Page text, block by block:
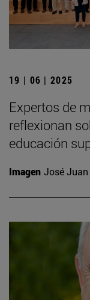
19 | 06 | 2025
Expertos de
reflexionan
educación
Imagen José